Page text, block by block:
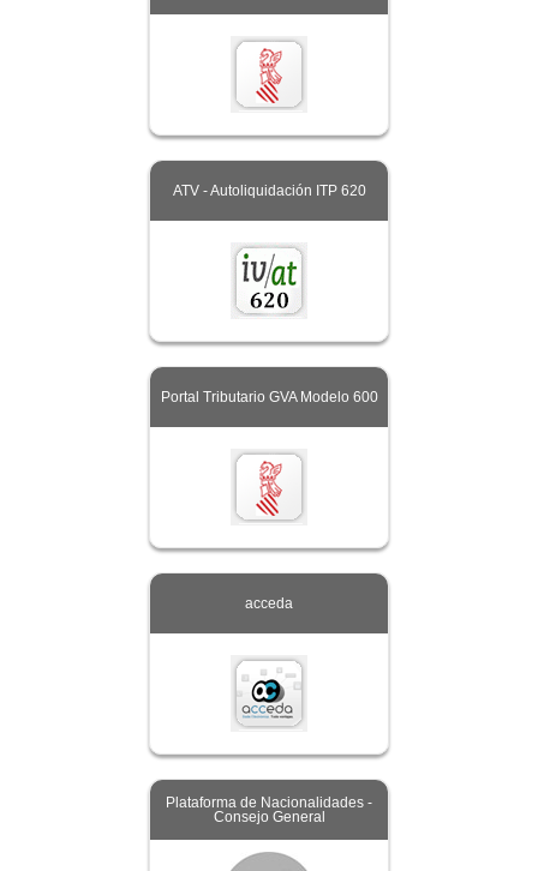
ATV - Autoliquidación ITP 620
Portal Tributario GVA Modelo 600
acceda
Plataforma de Nacionalidades -
Consejo General